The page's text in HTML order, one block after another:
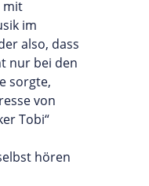
mit
im
also, dass
nur bei den
sorgte,
von
Tobi“
hören